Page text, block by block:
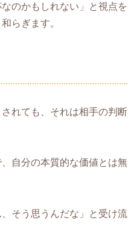
のかもしれない」と視点を
らぎます。
れても、それは相手の判断
自分の本質的な価値とは無
そう思うんだな」と受け流